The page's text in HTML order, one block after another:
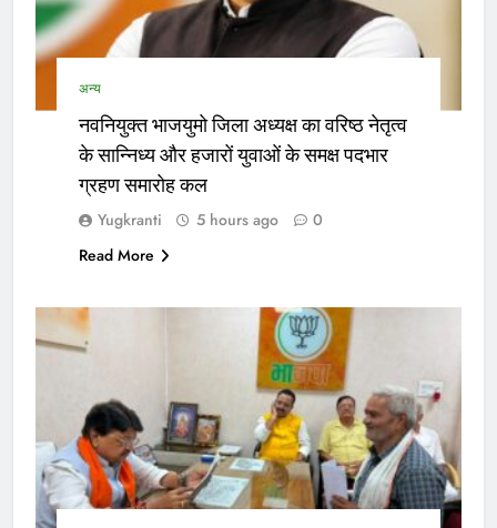
अन्य
नवनियुक्त भाजयुमो जिला अध्यक्ष का वरिष्ठ नेतृत्व
के सान्निध्य और हजारों युवाओं के समक्ष पदभार
ग्रहण समारोह कल
Yugkranti 5 hours ago
0
Read More